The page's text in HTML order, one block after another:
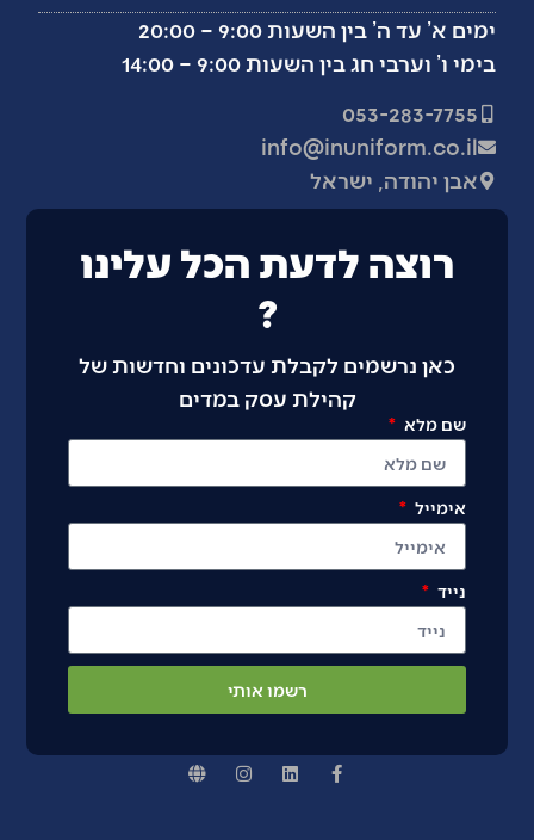
ימים א’ עד ה’ בין השעות 9:00 – 20:00
בימי ו’ וערבי חג בין השעות 9:00 – 14:00
053-283-7755
info@inuniform.co.il
אבן יהודה, ישראל
רוצה לדעת הכל עלינו
?
כאן נרשמים לקבלת עדכונים וחדשות של
קהילת עסק במדים
שם מלא
אימייל
נייד
רשמו אותי